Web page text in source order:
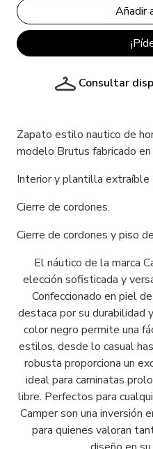
Consultar
Zapato estilo nautico de
modelo Brutus fabricado
Interior y plantilla
Cierre de cordones.
Cierre de cordones y piso
El náutico de la marca
elección sofisticada y
Confeccionado en piel
destaca por su durabilidad
color negro permite una
estilos, desde lo casual
robusta proporciona un
ideal para caminatas
libre. Perfectos para
Camper son una inversión
para quienes valoran